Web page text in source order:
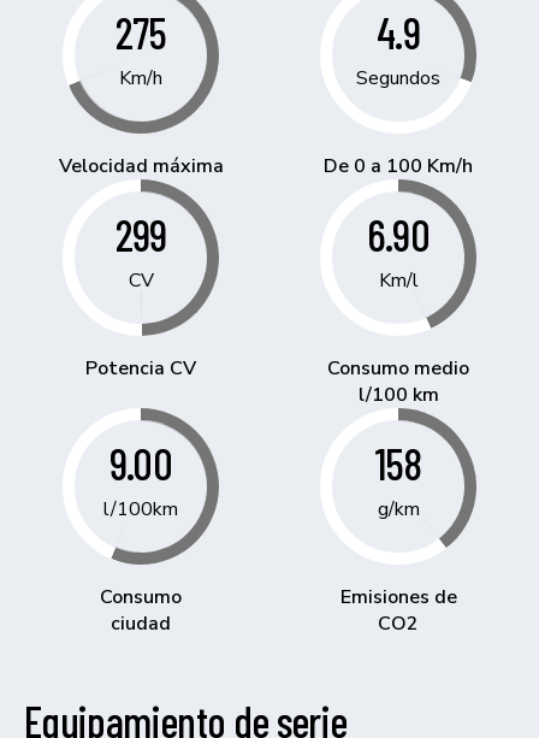
275
Km/h
Velocidad máxima
4.9
Segundos
De 0 a 100 Km/h
299
CV
Potencia CV
6.90
Km/l
Consumo medio
l/100 km
9.00
l/100km
Consumo
ciudad
158
g/km
Emisiones de
CO2
Equipamiento de serie